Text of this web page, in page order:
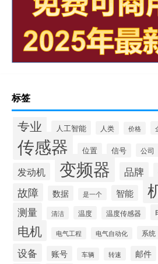
标签
专业 人工智能 人类 价格
传感器 位置 信号 公司
发动机 变频器 品牌
故障 数据 是一个 智能
测量 清洁 温度 温度传感器
电机 电气工程 电气自动化 系统
设备 账号 车辆 转速 邮件